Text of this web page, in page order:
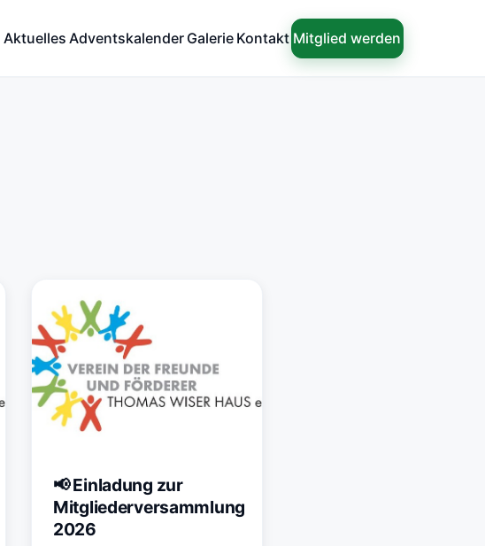
Aktuelles Adventskalender Galerie Kontakt Mitglied werden
📢 Einladung zur
Mitgliederversammlung
2026